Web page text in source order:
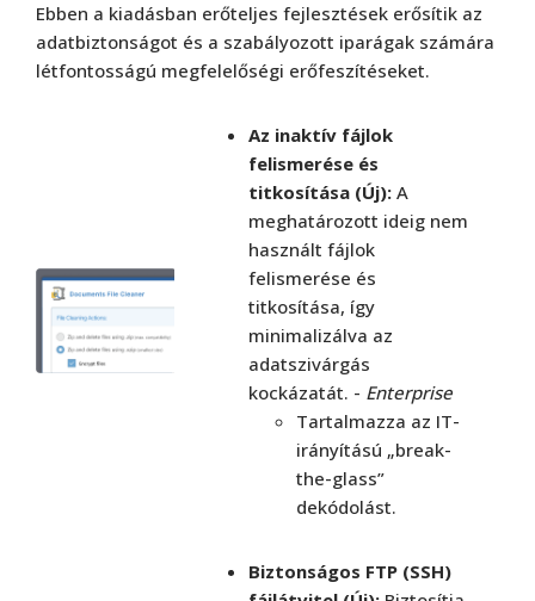
Ebben a kiadásban erőteljes fejlesztések erősítik az
adatbiztonságot és a szabályozott iparágak számára
létfontosságú megfelelőségi erőfeszítéseket.
Az inaktív fájlok
felismerése és
titkosítása (Új): A
meghatározott ideig nem
használt fájlok
felismerése és
titkosítása, így
minimalizálva az
adatszivárgás
kockázatát. - Enterprise
Tartalmazza az IT-
irányítású „break-
the-glass”
dekódolást.
Biztonságos FTP (SSH)